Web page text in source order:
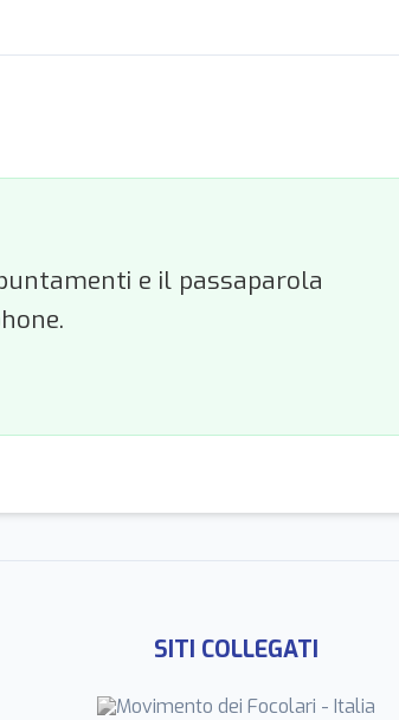
e il passaparola
SITI COLLEGATI
Movimento dei Focolari - Italia